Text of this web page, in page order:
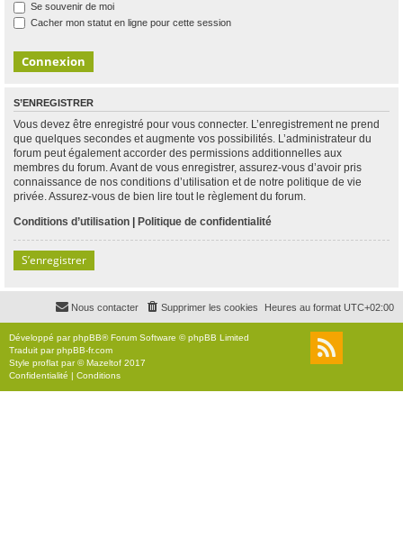
Se souvenir de moi
Cacher mon statut en ligne pour cette session
S’ENREGISTRER
Vous devez être enregistré pour vous connecter. L’enregistrement ne prend
que quelques secondes et augmente vos possibilités. L’administrateur du
forum peut également accorder des permissions additionnelles aux
membres du forum. Avant de vous enregistrer, assurez-vous d’avoir pris
connaissance de nos conditions d’utilisation et de notre politique de vie
privée. Assurez-vous de bien lire tout le règlement du forum.
Conditions d’utilisation | Politique de confidentialité
S’enregistrer
Heures au format UTC+02:00
Supprimer les cookies
Nous contacter
Développé parphpBB® Forum Software © phpBB Limited
Traduit parphpBB-fr.com
Style proflat par ©Mazeltof 2017
Confidentialité | Conditions